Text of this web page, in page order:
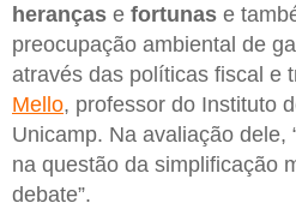
heranças e fortunas e
preocupação ambiental de
através das políticas fiscal e
Mello, professor do Instituto
Unicamp. Na avaliação dele,
na questão da simplificação
debate”.